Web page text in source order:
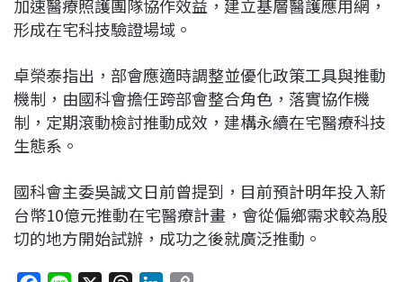
加速醫療照護團隊協作效益，建立基層醫護應用網，
形成在宅科技驗證場域。
卓榮泰指出，部會應適時調整並優化政策工具與推動
機制，由國科會擔任跨部會整合角色，落實協作機
制，定期滾動檢討推動成效，建構永續在宅醫療科技
生態系。
國科會主委吳誠文日前曾提到，目前預計明年投入新
台幣10億元推動在宅醫療計畫，會從偏鄉需求較為殷
切的地方開始試辦，成功之後就廣泛推動。